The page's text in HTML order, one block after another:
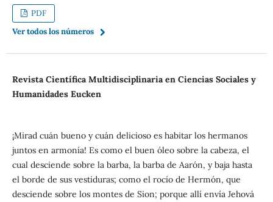
PDF
Ver todos los números
Revista Científica Multidisciplinaria en Ciencias Sociales y
Humanidades Eucken
¡Mirad cuán bueno y cuán delicioso es habitar los hermanos
juntos en armonía! Es como el buen óleo sobre la cabeza, el
cual desciende sobre la barba, la barba de Aarón, ybaja hasta
el borde de sus vestiduras; como el rocío de Hermón, que
desciende sobre los montes de Sion; porque allí envía Jehová